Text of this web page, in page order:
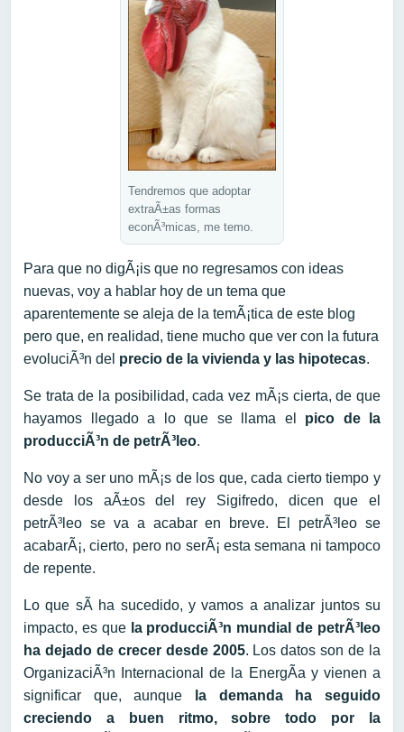
Tendremos que adoptar
extraÃ±as formas
econÃ³micas, me temo.
Para que no digÃ¡is que no regresamos con ideas
nuevas, voy a hablar hoy de un tema que
aparentemente se aleja de la temÃ¡tica de este blog
pero que, en realidad, tiene mucho que ver con la futura
evoluciÃ³n del precio de la vivienda y las hipotecas.
Se trata de la posibilidad, cada vez mÃ¡s cierta, de que
hayamos llegado a lo que se llama el pico de la
producciÃ³n de petrÃ³leo.
No voy a ser uno mÃ¡s de los que, cada cierto tiempo y
desde los aÃ±os del rey Sigifredo, dicen que el
petrÃ³leo se va a acabar en breve. El petrÃ³leo se
acabarÃ¡, cierto, pero no serÃ¡ esta semana ni tampoco
de repente.
Lo que sÃ­ ha sucedido, y vamos a analizar juntos su
impacto, es que la producciÃ³n mundial de petrÃ³leo
ha dejado de crecer desde 2005. Los datos son de la
OrganizaciÃ³n Internacional de la EnergÃ­a y vienen a
significar que, aunque la demanda ha seguido
creciendo a buen ritmo, sobre todo por la